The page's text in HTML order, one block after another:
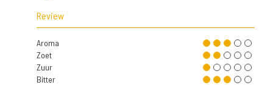
Review
Aroma
Zoet
Zuur
Bitter